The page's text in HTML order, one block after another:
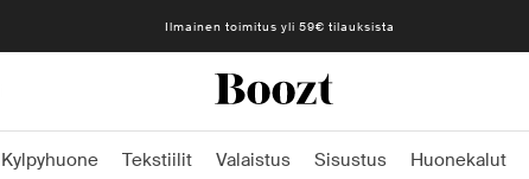
Ilmainen toimitus yli 59€ tilauksista
Kylpyhuone Tekstiilit Valaistus Sisustus Huonekalut